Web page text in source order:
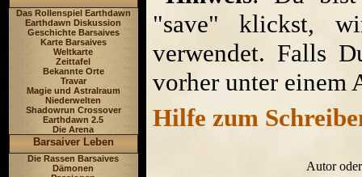
Das Rollenspiel Earthdawn
Earthdawn Diskussion
Geschichte Barsaives
Karte Barsaives
Weltkarte
Zeittafel
Bekannte Orte
Travar
Magie und Astralraum
Niederwelten
Shadowrun Crossover
Earthdawn 2.5
Die Arena
Barsaiver Leben
Die Rassen Barsaives
Dämonen
"save" klickst,
verwendet. Falls
vorher unter einem
Hilfe zum
Autor